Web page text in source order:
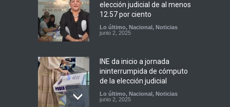
elección judicial de al menos
12.57 por ciento
Lo último, Nacional , Noticias
junio 2, 2025
INE da inicio a jornada
ininterrumpida de cómputo
de la elección judicial
Lo último, Nacional , Noticias
junio 2, 2025